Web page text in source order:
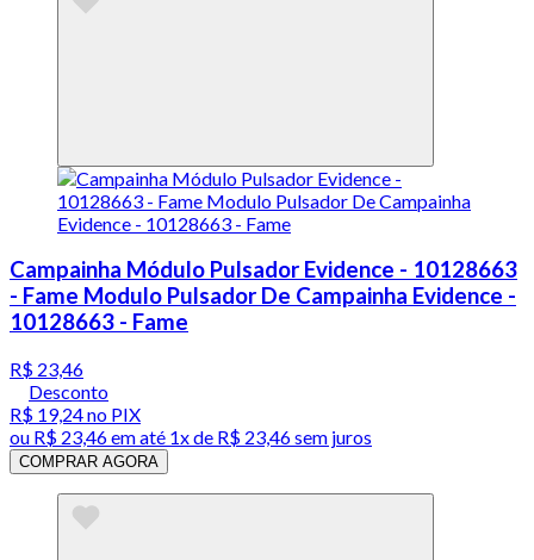
Campainha Módulo Pulsador Evidence - 10128663
- Fame Modulo Pulsador De Campainha Evidence -
10128663 - Fame
R$ 23,46
Desconto
R$ 19,24no PIX
ou R$ 23,46em até 1x de R$ 23,46sem juros
COMPRAR AGORA